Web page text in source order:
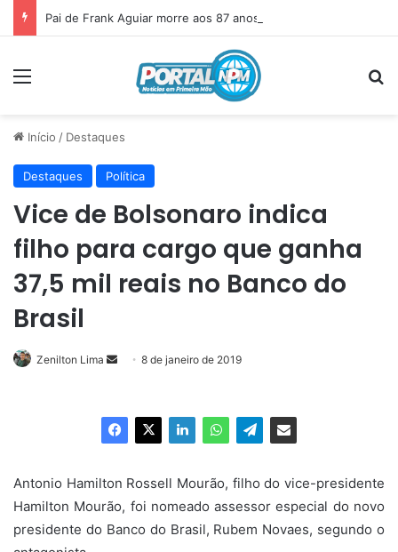
Pai de Frank Aguiar morre aos 87 anos em Itainópolis
Início / Destaques
Destaques Política
Vice de Bolsonaro indica
filho para cargo que ganha
37,5 mil reais no Banco do
Brasil
Zenilton Lima
Mande
mail
8 de janeiro de 2019
Antonio Hamilton Rossell Mourão, filho do vice-presidente
Hamilton Mourão, foi nomeado assessor especial do novo
presidente do Banco do Brasil, Rubem Novaes, segundo o